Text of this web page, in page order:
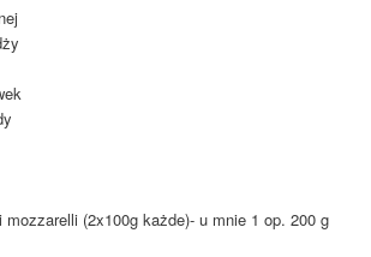
mozzarelli (2x100g każde)- u mnie 1 op. 200 g